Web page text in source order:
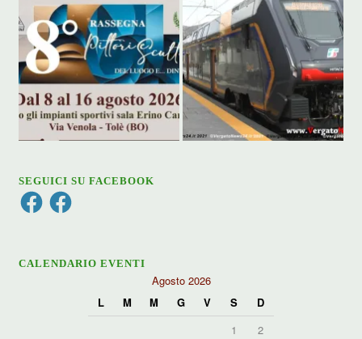
SEGUICI SU FACEBOOK
FacebookFacebook
CALENDARIO EVENTI
Agosto 2026
L
M M G V S
D
1
2